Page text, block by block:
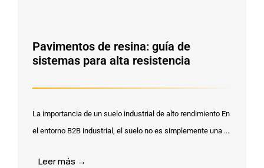
Pavimentos de resina: guía de
sistemas para alta resistencia
La importancia de un suelo industrial de alto rendimiento En
el entorno B2B industrial, el suelo no es simplemente una ...
Leer más →